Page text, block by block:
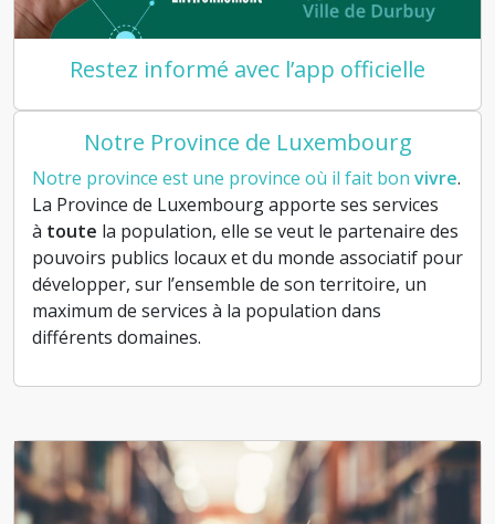
Restez informé avec l’app officielle
Notre Province de Luxembourg
Notre province est une province où il fait bon vivre.
La Province de Luxembourg apporte ses services
à toute la population, elle se veut le partenaire des
pouvoirs publics locaux et du monde associatif pour
développer, sur l’ensemble de son territoire, un
maximum de services à la population dans
différents domaines.